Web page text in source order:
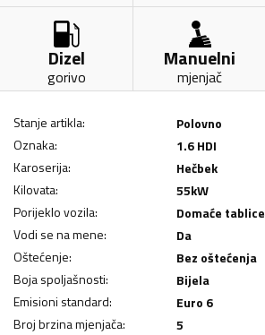
Dizel
gorivo
Manuelni
mjenjač
Stanje artikla:
Polovno
Oznaka:
1.6 HDI
Karoserija:
Hečbek
Kilovata: 55kW
Porijeklo vozila:
Domaće tablice
Vodi se na mene:
Da
Oštećenje:
Bez oštećenja
Boja spoljašnosti:
Bijela
Emisioni standard:
Euro 6
Broj brzina mjenjača:
5